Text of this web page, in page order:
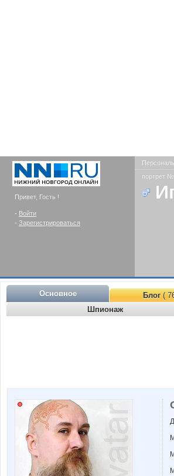
Привет, Гость !
- Войти
- Зарегистрироваться
портрет №
Основное Блог(
Шпионаж